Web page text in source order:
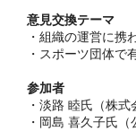
意見交換テーマ
・組織の運営に携
・スポーツ団体で
参加者
・淡路 睦氏（株
・岡島 喜久子氏